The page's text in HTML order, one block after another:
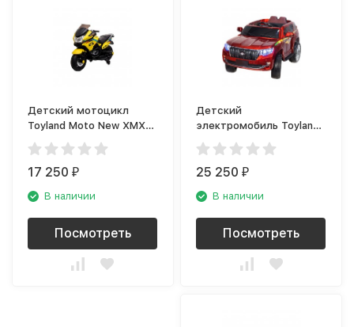
Детский мотоцикл
Toyland Moto New ХМХ
609 жёлтый
17 250₽
В наличии
Посмотреть
Детский
электромобиль Toyland
Toyota Prado YHD5637
красный
25 250₽
В наличии
Посмотреть